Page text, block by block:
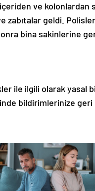
ve kolonlardan
geldi.
bina sakinlerine
ile ilgili olarak yasal
bildirimlerinize geri